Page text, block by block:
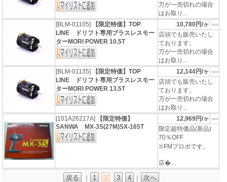
万が一売切れの場合
はお取り...
[BLM-01105]
【限定特価】TOP
LINE ドリフト専用ブラスレスモー
ターMORI POWER 10.5T
10,780円/ヶ
店頭でも販売いたし
ております。
万が一売切れの場合
はお取り...
[BLM-01135]
【限定特価】TOP
LINE ドリフト専用ブラスレスモー
ターMORI POWER 13.5T
12,144円/ヶ
店頭でも販売いたし
ております。
万が一売切れの場合
はお取り...
[101A26217A]
【限定特価】
SANWA MX-3S(27M)SX-165T
12,969円/ヶ
限定超特価品(新品)
70％OFF
※FMプロポです。
店�...
戻る 1 2 3 4 次へ